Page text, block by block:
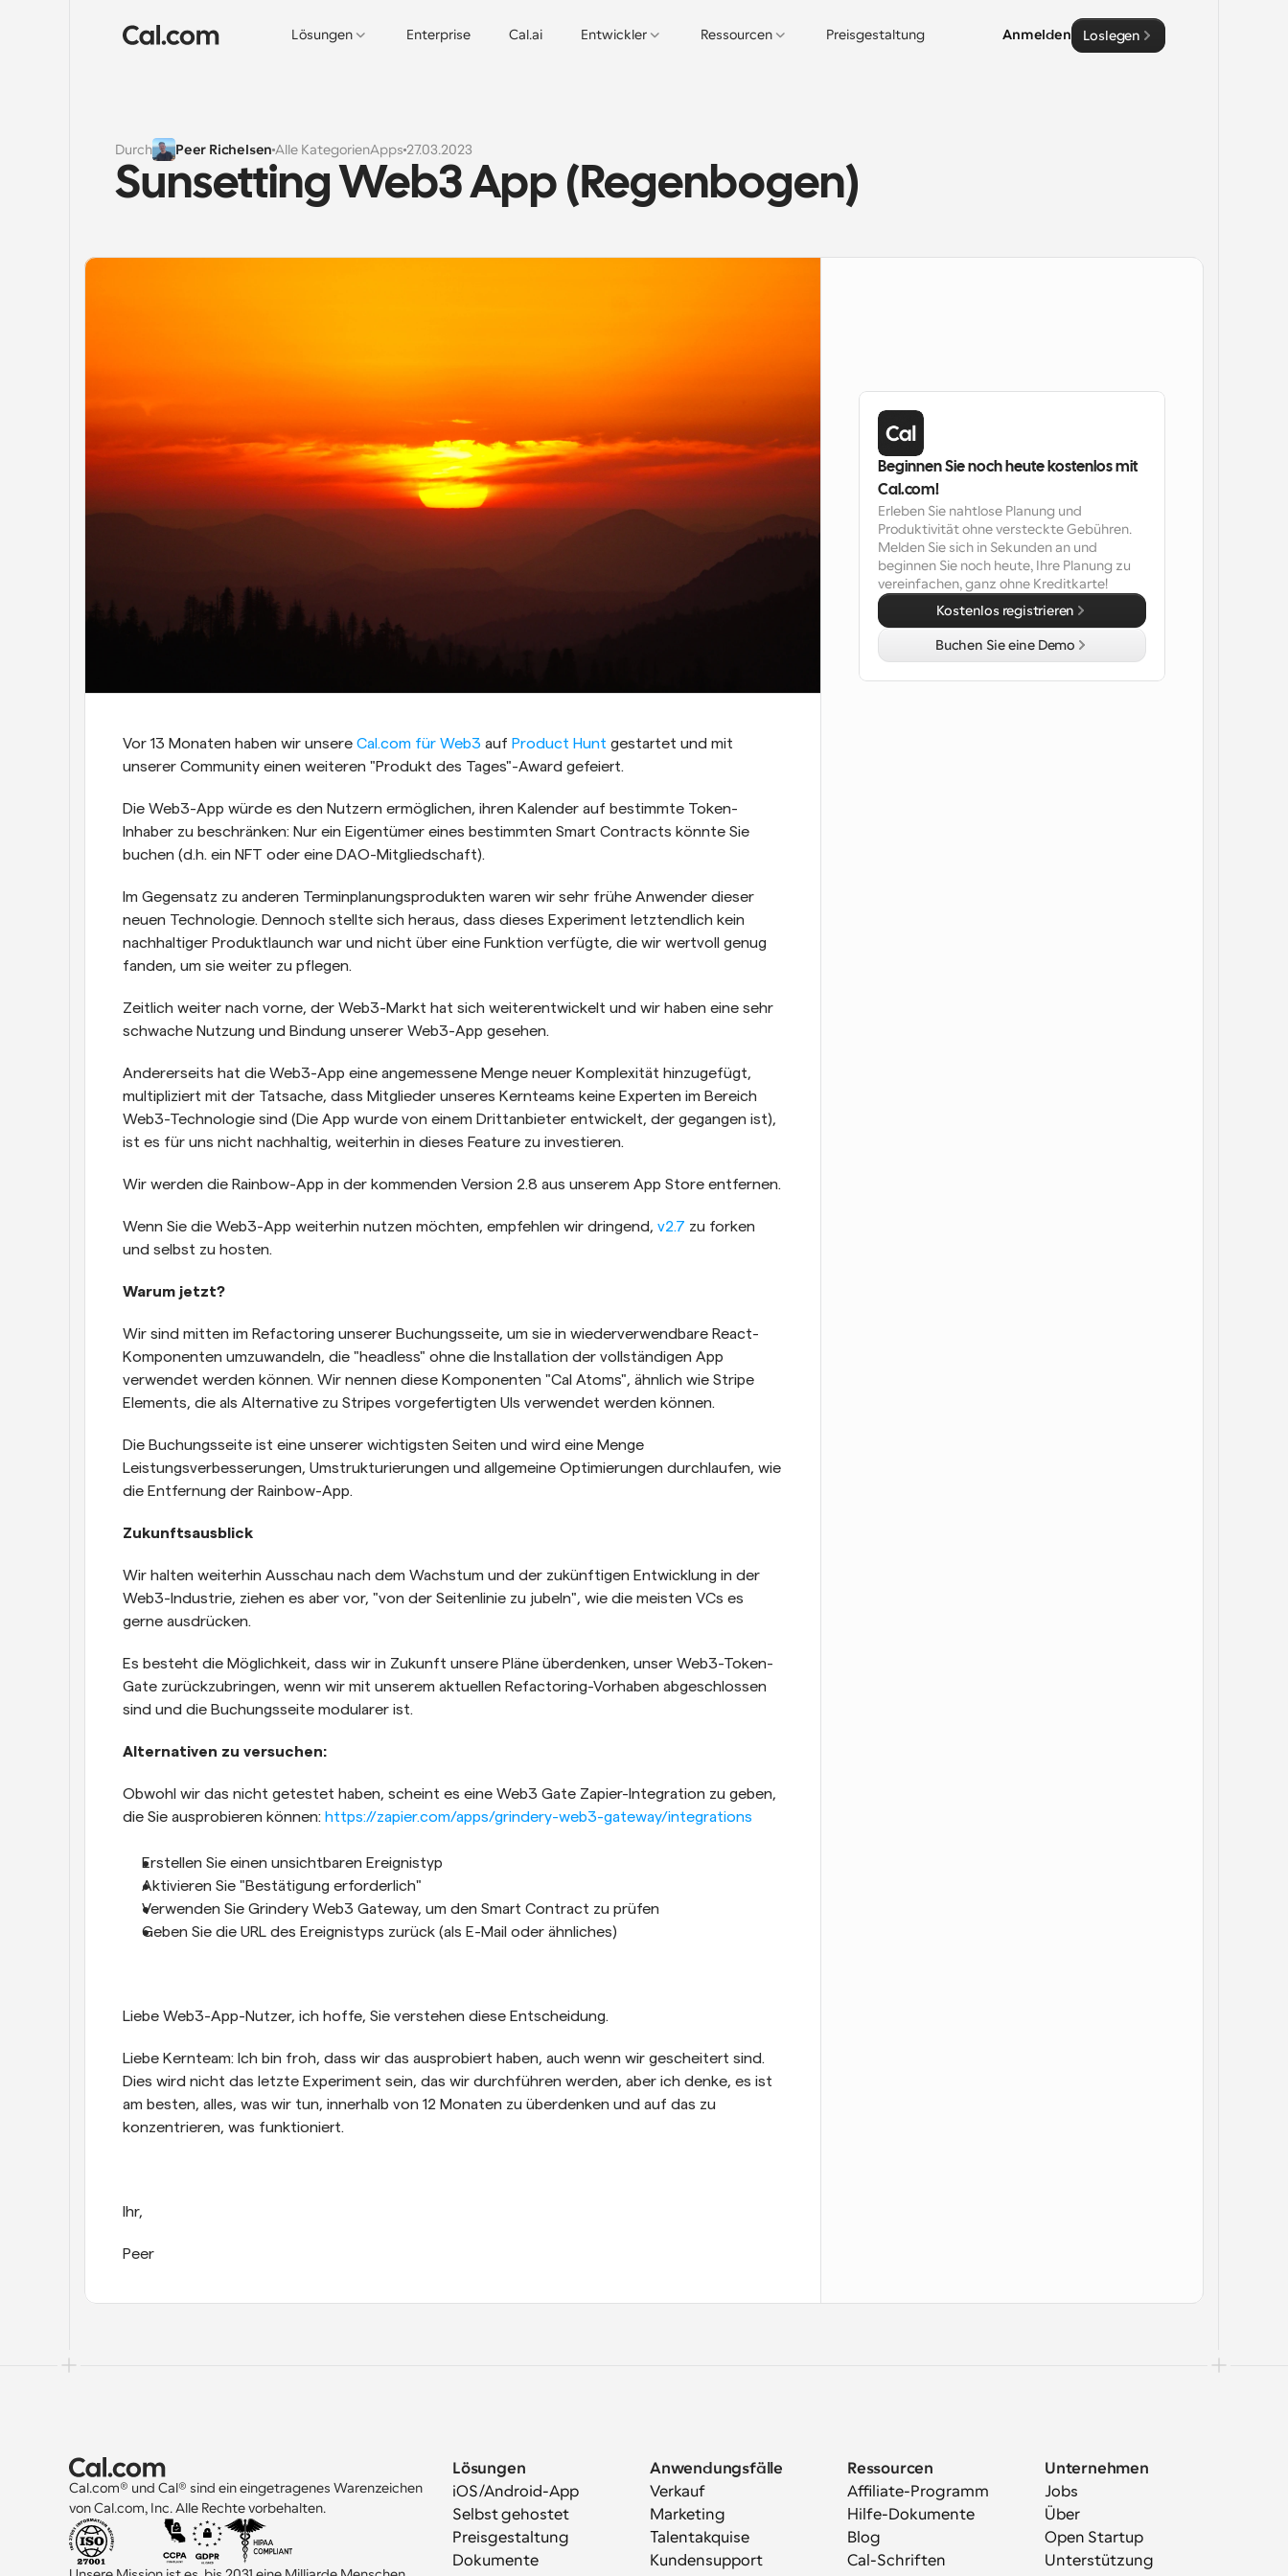
Lösungen Enterprise Cal.ai Entwickler Ressourcen Preisgestaltung Anmelden Loslegen
Durch Peer Richelsen Alle KategorienApps 27.03.2023
Sunsetting Web3 App (Regenbogen)
Vor 13 Monaten haben wir unsere Cal.com für Web3 auf Product Hunt gestartet und mit
unserer Community einen weiteren "Produkt des Tages"-Award gefeiert.
Die Web3-App würde es den Nutzern ermöglichen, ihren Kalender auf bestimmte Token-
Inhaber zu beschränken: Nur ein Eigentümer eines bestimmten Smart Contracts könnte Sie
buchen (d.h. ein NFT oder eine DAO-Mitgliedschaft).
Im Gegensatz zu anderen Terminplanungsprodukten waren wir sehr frühe Anwender dieser
neuen Technologie. Dennoch stellte sich heraus, dass dieses Experiment letztendlich kein
nachhaltiger Produktlaunch war und nicht über eine Funktion verfügte, die wir wertvoll genug
fanden, um sie weiter zu pflegen.
Zeitlich weiter nach vorne, der Web3-Markt hat sich weiterentwickelt und wir haben eine sehr
schwache Nutzung und Bindung unserer Web3-App gesehen.
Andererseits hat die Web3-App eine angemessene Menge neuer Komplexität hinzugefügt,
multipliziert mit der Tatsache, dass Mitglieder unseres Kernteams keine Experten im Bereich
Web3-Technologie sind (Die App wurde von einem Drittanbieter entwickelt, der gegangen ist),
ist es für uns nicht nachhaltig, weiterhin in dieses Feature zu investieren.
Wir werden die Rainbow-App in der kommenden Version 2.8 aus unserem App Store entfernen.
Wenn Sie die Web3-App weiterhin nutzen möchten, empfehlen wir dringend, v2.7 zu forken
und selbst zu hosten.
Warum jetzt?
Wir sind mitten im Refactoring unserer Buchungsseite, um sie in wiederverwendbare React-
Komponenten umzuwandeln, die "headless" ohne die Installation der vollständigen App
verwendet werden können. Wir nennen diese Komponenten "Cal Atoms", ähnlich wie Stripe
Elements, die als Alternative zu Stripes vorgefertigten UIs verwendet werden können.
Die Buchungsseite ist eine unserer wichtigsten Seiten und wird eine Menge
Leistungsverbesserungen, Umstrukturierungen und allgemeine Optimierungen durchlaufen, wie
die Entfernung der Rainbow-App.
Zukunftsausblick
Wir halten weiterhin Ausschau nach dem Wachstum und der zukünftigen Entwicklung in der
Web3-Industrie, ziehen es aber vor, "von der Seitenlinie zu jubeln", wie die meisten VCs es
gerne ausdrücken.
Es besteht die Möglichkeit, dass wir in Zukunft unsere Pläne überdenken, unser Web3-Token-
Gate zurückzubringen, wenn wir mit unserem aktuellen Refactoring-Vorhaben abgeschlossen
sind und die Buchungsseite modularer ist.
Alternativen zu versuchen:
Obwohl wir das nicht getestet haben, scheint es eine Web3 Gate Zapier-Integration zu geben,
die Sie ausprobieren können: https://zapier.com/apps/grindery-web3-gateway/integrations
Erstellen Sie einen unsichtbaren Ereignistyp
Aktivieren Sie "Bestätigung erforderlich"
Verwenden Sie Grindery Web3 Gateway, um den Smart Contract zu prüfen
Geben Sie die URL des Ereignistyps zurück (als E-Mail oder ähnliches)
Liebe Web3-App-Nutzer, ich hoffe, Sie verstehen diese Entscheidung.
Liebe Kernteam: Ich bin froh, dass wir das ausprobiert haben, auch wenn wir gescheitert sind.
Dies wird nicht das letzte Experiment sein, das wir durchführen werden, aber ich denke, es ist
am besten, alles, was wir tun, innerhalb von 12 Monaten zu überdenken und auf das zu
konzentrieren, was funktioniert.
Ihr,
Peer
Beginnen Sie noch heute kostenlos mit
Cal.com!
Erleben Sie nahtlose Planung und
Produktivität ohne versteckte Gebühren.
Melden Sie sich in Sekunden an und
beginnen Sie noch heute, Ihre Planung zu
vereinfachen, ganz ohne Kreditkarte!
Kostenlos registrieren
Buchen Sie eine Demo
Cal.com® und Cal® sind ein eingetragenes Warenzeichen
von Cal.com, Inc. Alle Rechte vorbehalten.
Lösungen
iOS/Android-App
Selbst gehostet
Preisgestaltung
Dokumente
Anwendungsfälle
Verkauf
Marketing
Talentakquise
Kundensupport
Ressourcen
Affiliate-Programm
Hilfe-Dokumente
Blog
Cal-Schriften
Unternehmen
Jobs
Über
Open Startup
Unterstützung